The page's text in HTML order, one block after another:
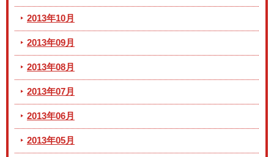
2013年10月
2013年09月
2013年08月
2013年07月
2013年06月
2013年05月